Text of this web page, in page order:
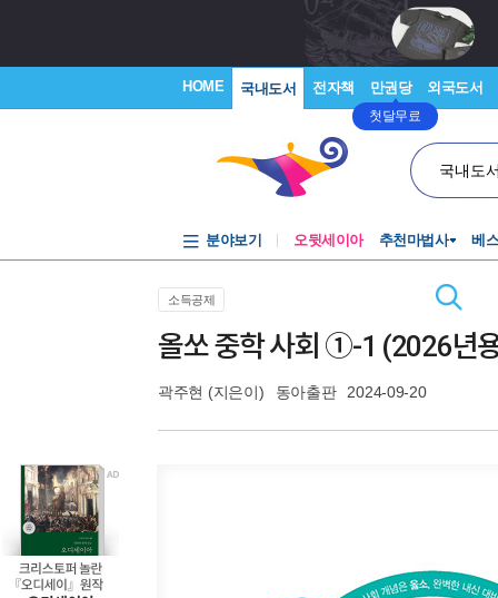
HOME 국내도서 전자책 만권당
첫달무료
외국도서
국내도
분야보기 오뒷세이아 추천마법사 베
소득공제
올쏘 중학 사회 ①-1 (2026년
곽주현 (지은이) 동아출판 2024-09-20